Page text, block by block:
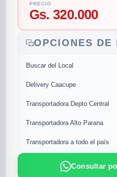
MUSICAL
PRECIO
Gs. 320.000
OPCIONES DE
Buscar del Local
Delivery Caacupe
Transportadora Depto Central
Transportadora Alto Parana
Transportadora a todo el país
Consultar